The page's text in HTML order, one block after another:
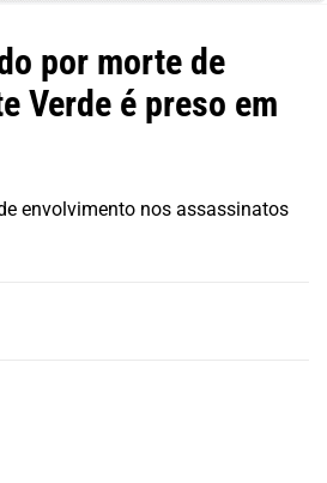
por morte de
Verde é preso em
envolvimento nos assassinatos